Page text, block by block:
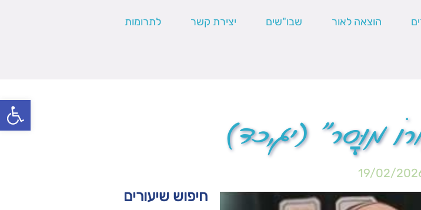
פתח
הוצאה לאור שבו"שים יצירת קשר לתרומות
מוּסָר" (יג,כד)
19/02/
חיפוש שיעורים